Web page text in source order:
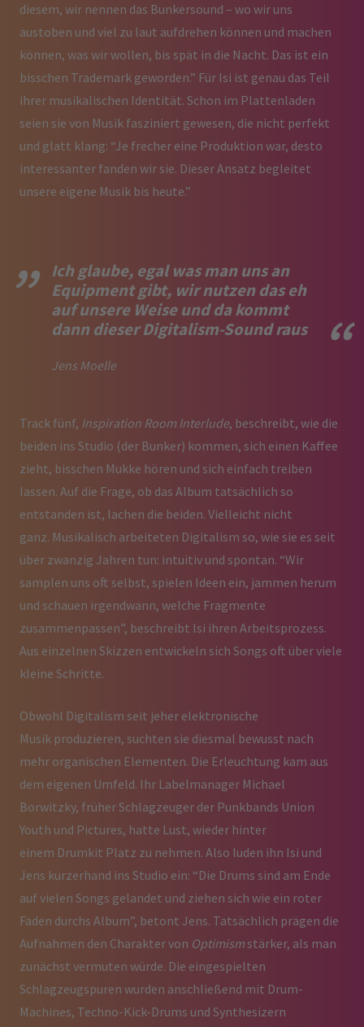
diesem, wir nennen das Bunkersound – wo wir uns
austoben und viel zu laut aufdrehen können und machen
können, was wir wollen, bis spät in die Nacht. Das ist ein
bisschen Trademark geworden.” Für Isi ist genau das Teil
ihrer musikalischen Identität. Schon im Plattenladen
seien sie von Musik fasziniert gewesen, die nicht perfekt
und glatt klang: “Je frecher eine Produktion war, desto
interessanter fanden wir sie. Dieser Ansatz begleitet
unsere eigene Musik bis heute.”
Ich glaube, egal was man uns an
Equipment gibt, wir nutzen das eh
auf unsere Weise und da kommt
dann dieser Digitalism-Sound raus
Jens Moelle
Track fünf, Inspiration Room Interlude, beschreibt, wie die
beiden ins Studio (der Bunker) kommen, sich einen Kaffee
zieht, bisschen Mukke hören und sich einfach treiben
lassen. Auf die Frage, ob das Album tatsächlich so
entstanden ist, lachen die beiden. Vielleicht nicht
ganz. Musikalisch arbeiteten Digitalism so, wie sie es seit
über zwanzig Jahren tun: intuitiv und spontan. “Wir
samplen uns oft selbst, spielen Ideen ein, jammen herum
und schauen irgendwann, welche Fragmente
zusammenpassen”, beschreibt Isi ihren Arbeitsprozess.
Aus einzelnen Skizzen entwickeln sich Songs oft über viele
kleine Schritte.
Obwohl Digitalism seit jeher elektronische
Musik produzieren, suchten sie diesmal bewusst nach
mehr organischen Elementen. Die Erleuchtung kam aus
dem eigenen Umfeld. Ihr Labelmanager Michael
Borwitzky, früher Schlagzeuger der Punkbands Union
Youth und Pictures, hatte Lust, wieder hinter
einem Drumkit Platz zu nehmen. Also luden ihn Isi und
Jens kurzerhand ins Studio ein: “Die Drums sind am Ende
auf vielen Songs gelandet und ziehen sich wie ein roter
Faden durchs Album”, betont Jens. Tatsächlich prägen die
Aufnahmen den Charakter von Optimismstärker, als man
zunächst vermuten würde. Die eingespielten
Schlagzeugspuren wurden anschließend mit Drum-
Machines, Techno-Kick-Drums und Synthesizern